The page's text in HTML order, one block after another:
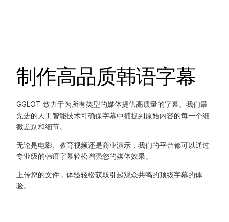
制作高品质韩语字幕
GGLOT 致力于为所有类型的媒体提供高质量的字幕。我们最
先进的人工智能技术可确保字幕中捕捉到原始内容的每一个细
微差别和细节。
无论是电影、教育视频还是商业演示，我们的平台都可以通过
专业级的韩语字幕轻松增强您的媒体效果。
上传您的文件，体验轻松获取引起观众共鸣的顶级字幕的体
验。